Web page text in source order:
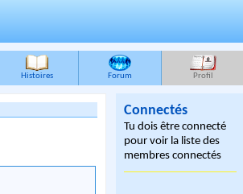
Histoires Forum Profil
Connectés
Tu dois être connecté
pour voir la liste des
membres connectés